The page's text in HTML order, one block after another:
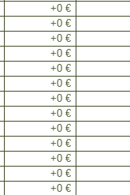
+0 €
+0 €
+0 €
+0 €
+0 €
+0 €
+0 €
+0 €
+0 €
+0 €
+0 €
+0 €
+0 €